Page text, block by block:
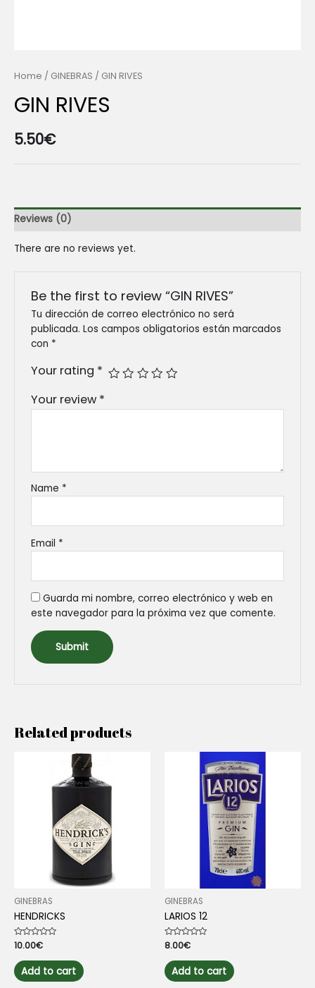
Home / GINEBRAS / GIN RIVES
GIN RIVES
5.50€
Reviews (0)
There are no reviews yet.
Be the first to review “GIN RIVES”
Tu dirección de correo electrónico no será
publicada. Los campos obligatorios están marcados
con *
Your rating *
Your review *
Name *
Email *
Guarda mi nombre, correo electrónico y web en
este navegador para la próxima vez que comente.
Related products
GINEBRAS
HENDRICKS
Rated
0
out
of
5
10.00€
Add to cart
GINEBRAS
LARIOS 12
Rated
0
out
of
5
8.00€
Add to cart